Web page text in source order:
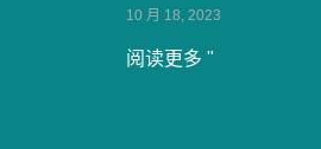
10 月 18, 2023
阅读更多 "